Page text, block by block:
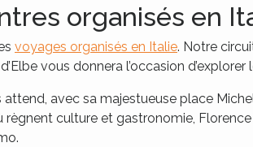
organisés en
voyages organisés en Italie. Notre
d’Elbe vous donnera l’occasion
attend, avec sa majestueuse place
culture et gastronomie,